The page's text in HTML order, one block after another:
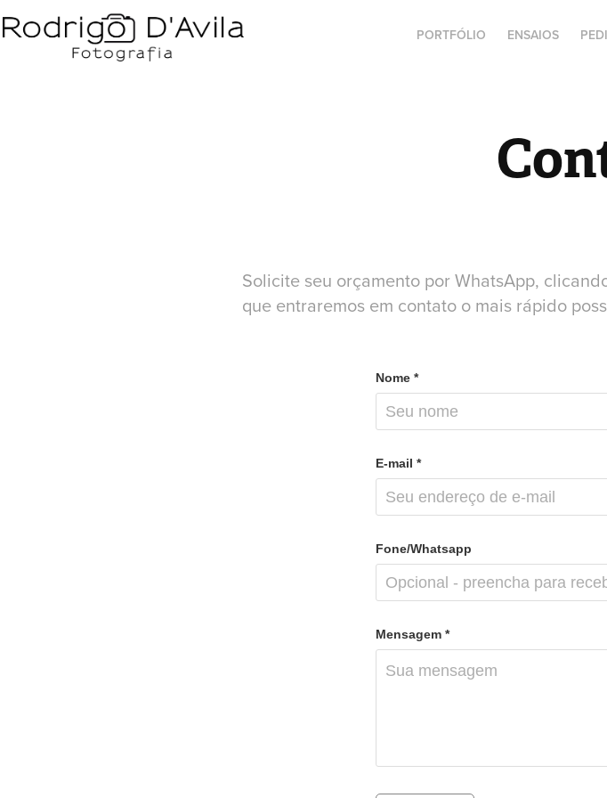
PORTFÓLIO ENSAIOS
Solicite seu orçamento por WhatsApp,
que entraremos em contato o mais rápido
Nome *
E-mail *
Fone/Whatsapp
Mensagem *